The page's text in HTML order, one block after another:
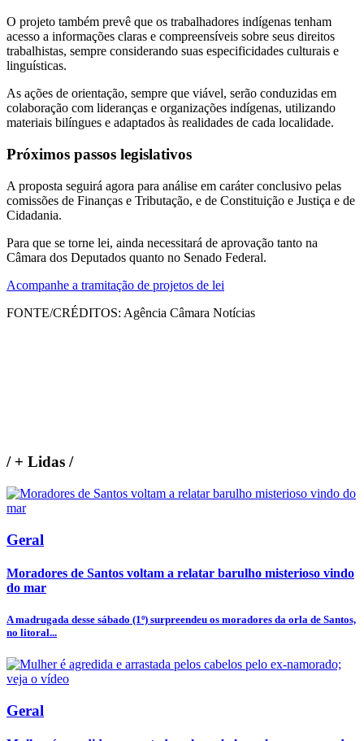
O projeto também prevê que os trabalhadores indígenas tenham
acesso a informações claras e compreensíveis sobre seus direitos
trabalhistas, sempre considerando suas especificidades culturais e
linguísticas.
As ações de orientação, sempre que viável, serão conduzidas em
colaboração com lideranças e organizações indígenas, utilizando
materiais bilíngues e adaptados às realidades de cada localidade.
Próximos passos legislativos
A proposta seguirá agora para análise em caráter conclusivo pelas
comissões de Finanças e Tributação, e de Constituição e Justiça e de
Cidadania.
Para que se torne lei, ainda necessitará de aprovação tanto na
Câmara dos Deputados quanto no Senado Federal.
Acompanhe a tramitação de projetos de lei
FONTE/CRÉDITOS: Agência Câmara Notícias
/+ Lidas /
Geral
Moradores de Santos voltam a relatar barulho misterioso vindo
do mar
A madrugada desse sábado (1º) surpreendeu os moradores da orla de Santos,
no litoral...
Geral